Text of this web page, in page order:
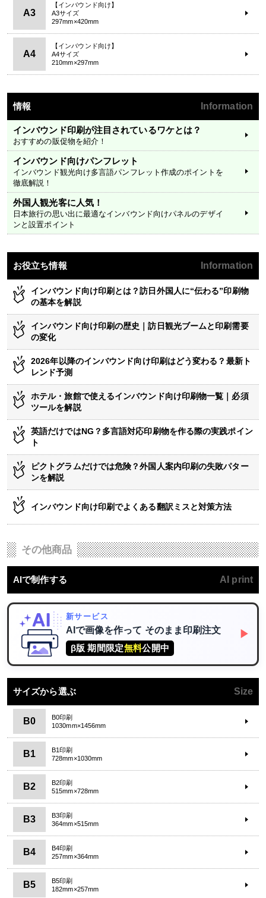
A3
【インバウンド向け】
A3サイズ
297mm×420mm
A4
【インバウンド向け】
A4サイズ
210mm×297mm
情報 Information
インバウンド印刷が注目されているワケとは？
おすすめの販促物を紹介！
インバウンド向けパンフレット
インバウンド観光向け多言語パンフレット作成のポイントを
徹底解説！
外国人観光客に人気！
日本旅行の思い出に最適なインバウンド向けパネルのデザイ
ンと設置ポイント
お役立ち情報 Information
インバウンド向け印刷とは？訪日外国人に“伝わる”印刷物
の基本を解説
インバウンド向け印刷の歴史｜訪日観光ブームと印刷需要
の変化
2026年以降のインバウンド向け印刷はどう変わる？最新ト
レンド予測
ホテル・旅館で使えるインバウンド向け印刷物一覧｜必須
ツールを解説
英語だけではNG？多言語対応印刷物を作る際の実践ポイン
ト
ピクトグラムだけでは危険？外国人案内印刷の失敗パター
ンを解説
インバウンド向け印刷でよくある翻訳ミスと対策方法
その他商品
AIで制作する AI print
新サービス
AIで画像を作って そのまま印刷注文
β版 期間限定無料公開中
▶
サイズから選ぶ Size
B0
B0印刷
1030mm×1456mm
B1
B1印刷
728mm×1030mm
B2
B2印刷
515mm×728mm
B3
B3印刷
364mm×515mm
B4
B4印刷
257mm×364mm
B5
B5印刷
182mm×257mm